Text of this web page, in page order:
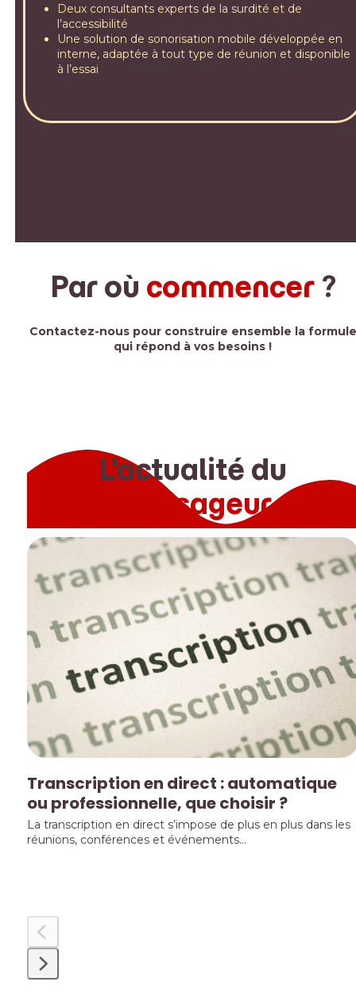
Deux consultants experts de la surdité et de
l’accessibilité
Une solution de sonorisation mobile développée en
interne, adaptée à tout type de réunion et disponible
à l’essai
Par où commencer ?
Contactez-nous pour construire ensemble la formule
qui répond à vos besoins !
L'actualité du
Messageur
Use
left
and
arrow
keys
access
the
navigation
buttons
Transcription en direct : automatique
ou professionnelle, que choisir ?
La transcription en direct s’impose de plus en plus dans les
réunions, conférences et événements…